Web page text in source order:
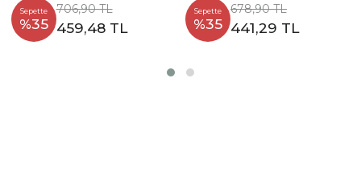
Sepette
%35
706,90 TL
459,48 TL
Sepette
%35
678,90 TL
441,29 TL